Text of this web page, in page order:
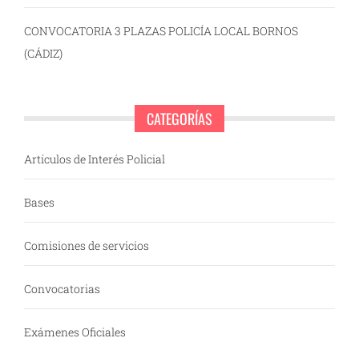
CONVOCATORIA 3 PLAZAS POLICÍA LOCAL BORNOS
(CÁDIZ)
CATEGORÍAS
Artículos de Interés Policial
Bases
Comisiones de servicios
Convocatorias
Exámenes Oficiales